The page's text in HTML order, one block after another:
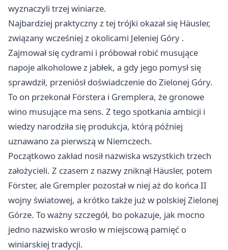
wyznaczyli trzej winiarze.
Najbardziej praktyczny z tej trójki okazał się Häusler,
związany wcześniej z okolicami Jeleniej Góry .
Zajmował się cydrami i próbował robić musujące
napoje alkoholowe z jabłek, a gdy jego pomysł się
sprawdził, przeniósł doświadczenie do Zielonej Góry.
To on przekonał Förstera i Gremplera, że gronowe
wino musujące ma sens. Z tego spotkania ambicji i
wiedzy narodziła się produkcja, którą później
uznawano za pierwszą w Niemczech.
Początkowo zakład nosił nazwiska wszystkich trzech
założycieli. Z czasem z nazwy zniknął Häusler, potem
Förster, ale Grempler pozostał w niej aż do końca II
wojny światowej, a krótko także już w polskiej Zielonej
Górze. To ważny szczegół, bo pokazuje, jak mocno
jedno nazwisko wrosło w miejscową pamięć o
winiarskiej tradycji.